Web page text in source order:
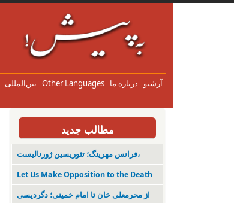
بین‌المللی Other Languages درباره ما آرشیو
مطالب جدید
فرانس مهرینگ؛ تئوریسین ژورنالیست،
Let Us Make Opposition to the Death
از محرمعلی خان تا امام خمینی؛ دگردیسی